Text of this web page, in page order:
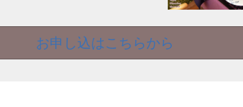
お申し込はこちらから